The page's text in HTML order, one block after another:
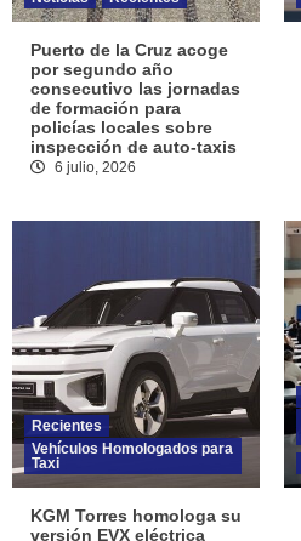
Puerto de la Cruz acoge
por segundo año
consecutivo las jornadas
de formación para
policías locales sobre
inspección de auto-taxis
6 julio, 2026
Recientes
Vehículos Homologados para
Taxi
KGM Torres homologa su
versión EVX eléctrica